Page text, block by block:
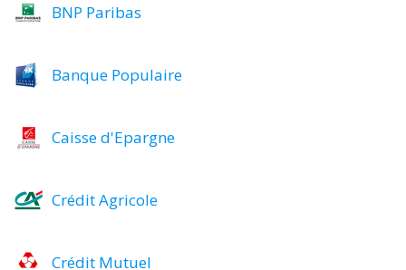
BNP Paribas
Banque Populaire
Caisse d'Epargne
Crédit Agricole
Crédit Mutuel